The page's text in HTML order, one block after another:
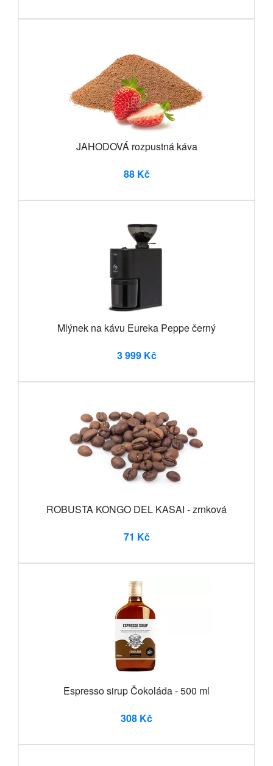
JAHODOVÁ rozpustná káva
88 Kč
Mlýnek na kávu Eureka Peppe černý
3 999 Kč
ROBUSTA KONGO DEL KASAI - zrnková
71 Kč
Espresso sirup Čokoláda - 500 ml
308 Kč